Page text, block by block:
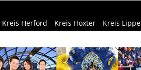
Kreis Herford Kreis Höxter Kreis Lippe